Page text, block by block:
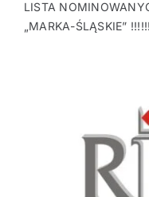
LISTA
„MARKA-ŚLĄSKIE” !!!!!!